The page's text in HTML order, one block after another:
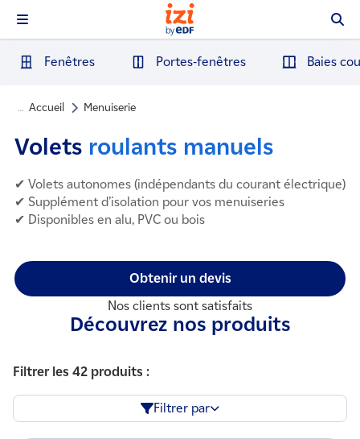
Fenêtres Portes-fenêtres Baies
… Accueil Menuiserie
Volets roulants manuels
✔ Volets autonomes (indépendants du courant électrique)
✔ Supplément d’isolation pour vos menuiseries
✔ Disponibles en alu, PVC ou bois
Obtenir un devis
Nos clients sont satisfaits
Découvrez nos produits
Filtrer les 42 produits :
Filtrer par